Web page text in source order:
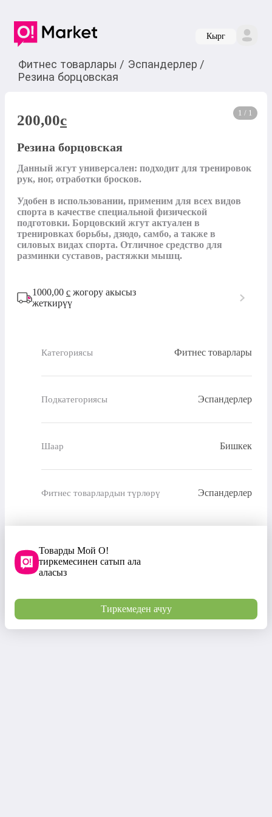
Кырг
Фитнес товарлары / Эспандерлер /
Резина борцовская
1 / 1
200,00c
Резина борцовская
Данный жгут универсален: подходит для тренировок
рук, ног, отработки бросков.
Удобен в использовании, применим для всех видов
спорта в качестве специальной физической
подготовки. Борцовский жгут актуален в
тренировках борьбы, дзюдо, самбо, а также в
силовых видах спорта. Отличное средство для
разминки суставов, растяжки мышц.
1000,00 с жогору акысыз
жеткирүү
Категориясы Фитнес товарлары
Подкатегориясы Эспандерлер
Шаар Бишкек
Фитнес товарлардын түрлөрү Эспандерлер
Товарды Мой О!
тиркемесинен сатып ала
аласыз
Тиркемеден ачуу